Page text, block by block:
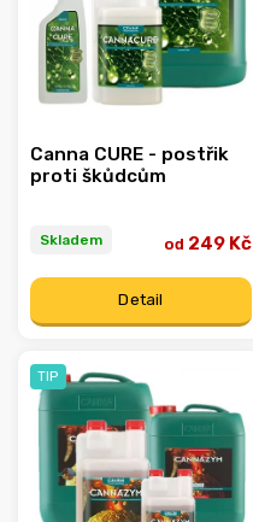
Canna CURE - postřik
proti škůdcům
Skladem od 249 Kč
Detail
TIP